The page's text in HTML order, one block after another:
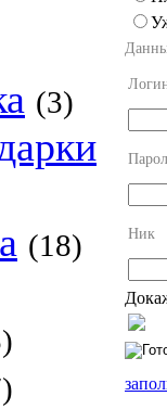
(3)
(18) Ник